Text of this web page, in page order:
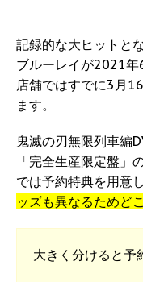
記録的な大ヒットと
ブルーレイが2021
店舗ではすでに3月
ます。
鬼滅の刃無限列車編
「完全生産限定盤」
では予約特典を用意
ッズも異なるためど
大きく分けると予